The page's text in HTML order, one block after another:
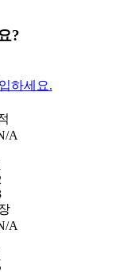
?
하세요.
A
A